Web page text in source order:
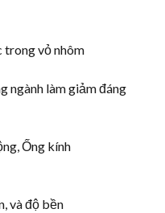
trong vỏ nhôm
ngành làm giảm đáng
Ống kính
và độ bền